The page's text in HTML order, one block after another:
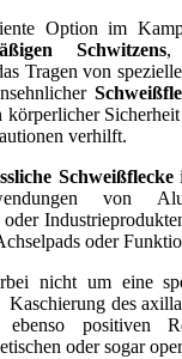
Option im
Schwitzens,
Tragen von
körperlicher
verhilft.
Schweißflecke
von
oder
nicht um eine
des
positiven
oder sogar